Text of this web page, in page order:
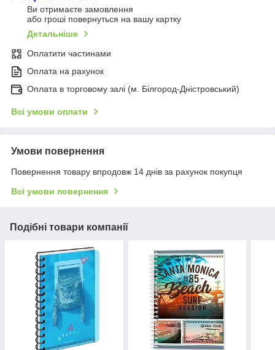
Ви отримаєте замовлення
або гроші повернуться на вашу картку
Детальніше
Оплатити частинами
Оплата на рахунок
Оплата в торговому залі (м. Білгород-Дністровський)
Всі умови оплати
Умови повернення
Повернення товару впродовж 14 днів за рахунок покупця
Всі умови повернення
Подібні товари компанії